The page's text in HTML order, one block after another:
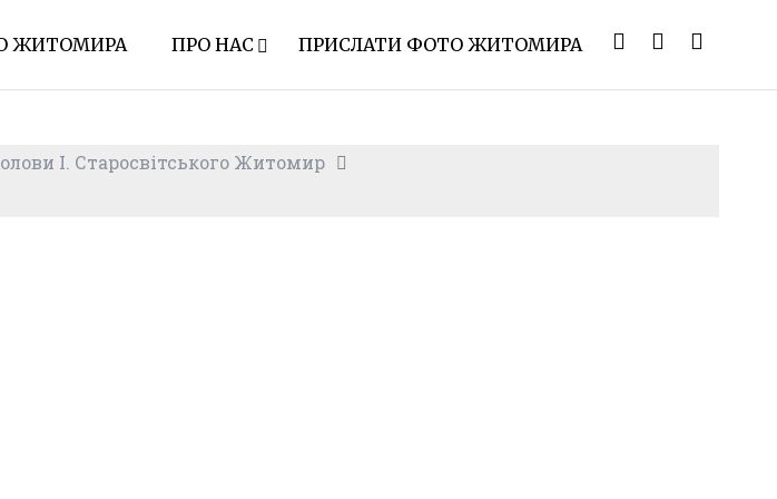
ЖИТОМИРА ПРО НАС ПРИСЛАТИ ФОТО ЖИТОМИРА
І. Старосвітського Житомир